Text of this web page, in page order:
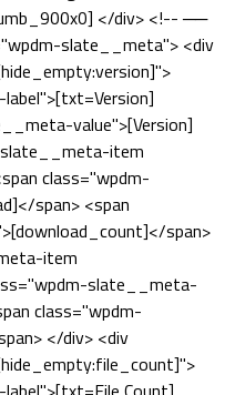
</div> <!-- ──
slate__meta"> <div
value">[Version]
slate__meta-item
class="wpdm-
span> <span
span>
item
slate__meta-
class="wpdm-
</div> <div